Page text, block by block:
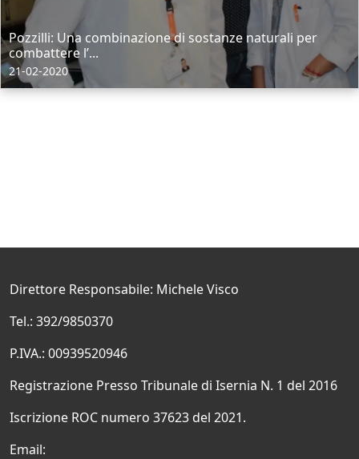
Pozzilli: Una combinazione di sostanze naturali per
combattere l’...
21-02-2020
Direttore Responsabile: Michele Visco
Tel.: 392/9850370
P.IVA.: 00939520946
Registrazione Presso Tribunale di Isernia N. 1 del 2016
Iscrizione ROC numero 37623 del 2021.
Email: